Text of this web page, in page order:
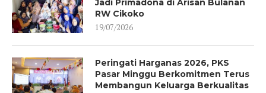
Jadi Primadona di Arisan Bulanan
RW Cikoko
19/07/2026
Peringati Harganas 2026, PKS
Pasar Minggu Berkomitmen Terus
Membangun Keluarga Berkualitas